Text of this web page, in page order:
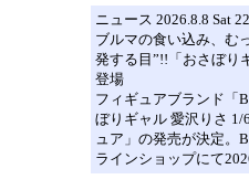
ニュース 2026.8.8 Sat
ブルマの食い込み、む
発する目”!!「おさぼり
登場
フィギュアブランド「
ぼりギャル 愛沢りさ
ュア」の発売が決定。
ラインショップにて